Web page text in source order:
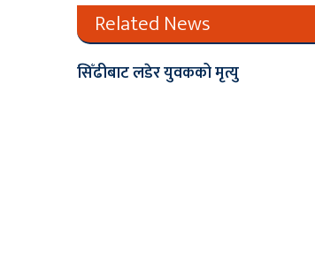
Related News
सिँढीबाट लडेर युवकको मृत्यु